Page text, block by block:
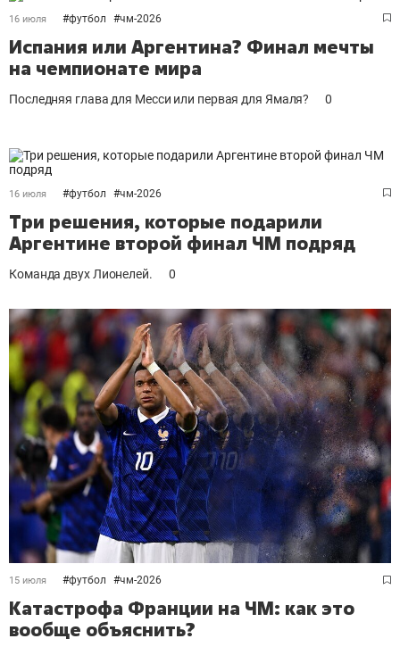
16 июля #футбол #чм-2026
Испания или Аргентина? Финал мечты
на чемпионате мира
Последняя глава для Месси или первая для Ямаля? 0
16 июля #футбол #чм-2026
Три решения, которые подарили
Аргентине второй финал ЧМ подряд
Команда двух Лионелей. 0
15 июля #футбол #чм-2026
Катастрофа Франции на ЧМ: как это
вообще объяснить?